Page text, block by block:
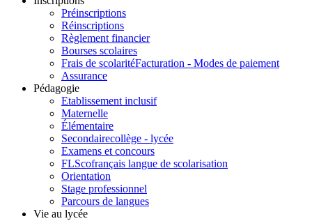
Préinscriptions
Réinscriptions
Règlement financier
Bourses scolaires
Frais de scolaritéFacturation - Modes de paiement
Assurance
Pédagogie
Etablissement inclusif
Maternelle
Élémentaire
Secondairecollège - lycée
Examens et concours
FLScofrançais langue de scolarisation
Orientation
Stage professionnel
Parcours de langues
Vie au lycée